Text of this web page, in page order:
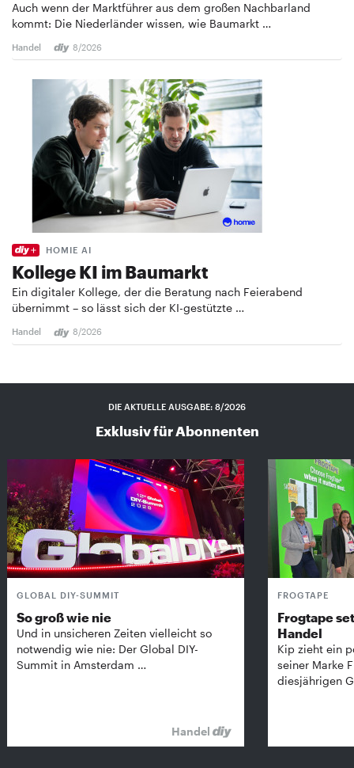
Auch wenn der Marktführer aus dem großen Nachbarland
kommt: Die Niederländer wissen, wie Baumarkt …
Handel 8/2026
HOMIE AI
Kollege KI im Baumarkt
Ein digitaler Kollege, der die Beratung nach Feierabend
übernimmt – so lässt sich der KI-gestützte …
Handel 8/2026
DIE AKTUELLE AUSGABE: 8/2026
Exklusiv für Abonnenten
GLOBAL DIY-SUMMIT
So groß wie nie
Und in unsicheren Zeiten vielleicht so
notwendig wie nie: Der Global DIY-
Summit in Amsterdam …
Handel
FROGTAPE
Frogtape
Handel
Kip zieht ein
seiner Marke
diesjährigen